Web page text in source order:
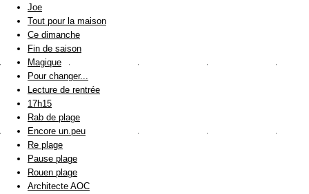
Joe
Tout pour la maison
Ce dimanche
Fin de saison
Magique
Pour changer...
Lecture de rentrée
17h15
Rab de plage
Encore un peu
Re plage
Pause plage
Rouen plage
Architecte AOC